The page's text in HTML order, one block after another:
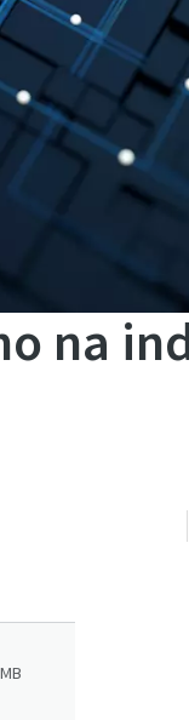
na